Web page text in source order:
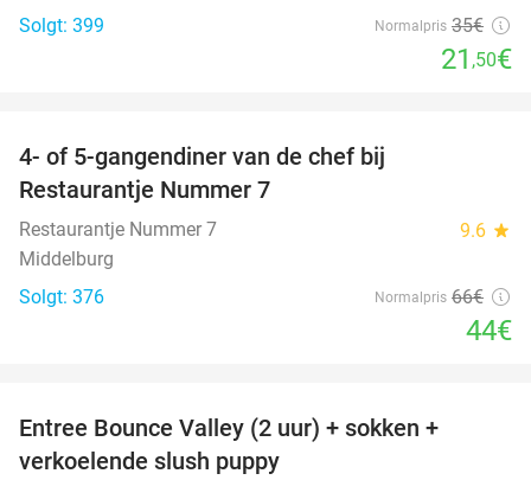
Solgt: 399
Normalpris 35€
21 ,50€
4- of 5-gangendiner van de chef bij
Restaurantje Nummer 7
Restaurantje Nummer 7 9.6 star
Middelburg
Solgt: 376
Normalpris 66€
44€
Entree Bounce Valley (2 uur) + sokken +
verkoelende slush puppy